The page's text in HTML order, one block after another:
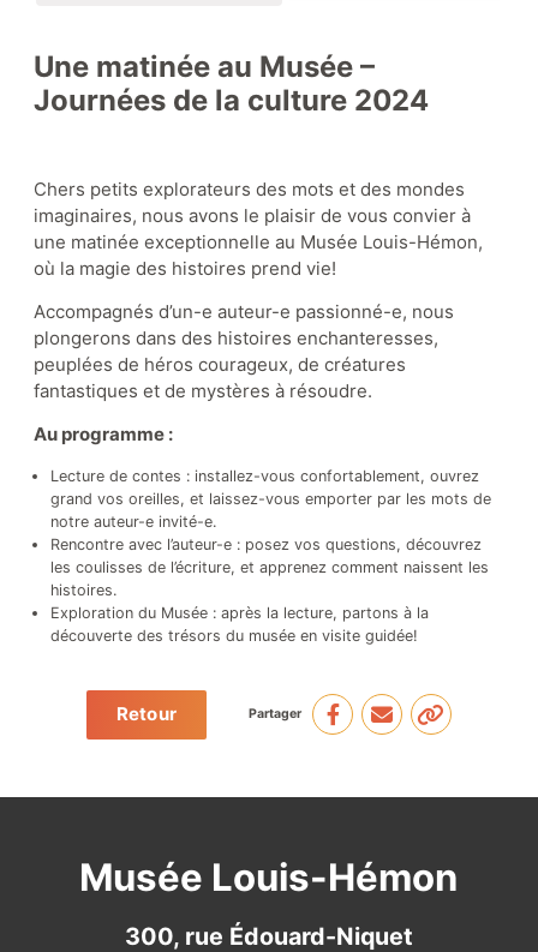
Zone éducative
Le coin lecture
Nos collections
Appuyez le musée
Actualités Événements
Partenaires
Une matinée au Musée –
Journées de la culture 2024
Chers petits explorateurs des mots et des mondes
imaginaires, nous avons le plaisir de vous convier à
une matinée exceptionnelle au Musée Louis-Hémon,
où la magie des histoires prend vie!
Accompagnés d’un-e auteur-e passionné-e, nous
plongerons dans des histoires enchanteresses,
peuplées de héros courageux, de créatures
fantastiques et de mystères à résoudre.
Au programme :
Lecture de contes : installez-vous confortablement, ouvrez
grand vos oreilles, et laissez-vous emporter par les mots de
notre auteur-e invité-e.
Rencontre avec l’auteur-e : posez vos questions, découvrez
les coulisses de l’écriture, et apprenez comment naissent les
histoires.
Exploration du Musée : après la lecture, partons à la
découverte des trésors du musée en visite guidée!
Retour Partager
Musée Louis-Hémon
300, rue Édouard-Niquet